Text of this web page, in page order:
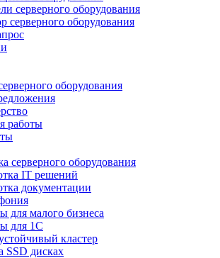
серверного оборудования
серверного оборудования
оборудования
работы
серверного оборудования
IT решений
документации
для малого бизнеса
для 1С
кластер
дисках